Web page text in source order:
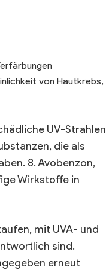
von Hautkrebs,
UV-Strahlen
die als
8. Avobenzon,
Wirkstoffe in
mit UVA- und
sind.
erneut